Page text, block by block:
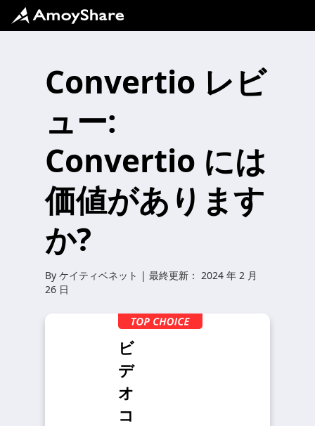
Convertio レビ
ュー:
Convertio には
価値があります
か?
By ケイティベネット | 最終更新： 2024 年 2 月
26 日
ビ
デ
オ
コ